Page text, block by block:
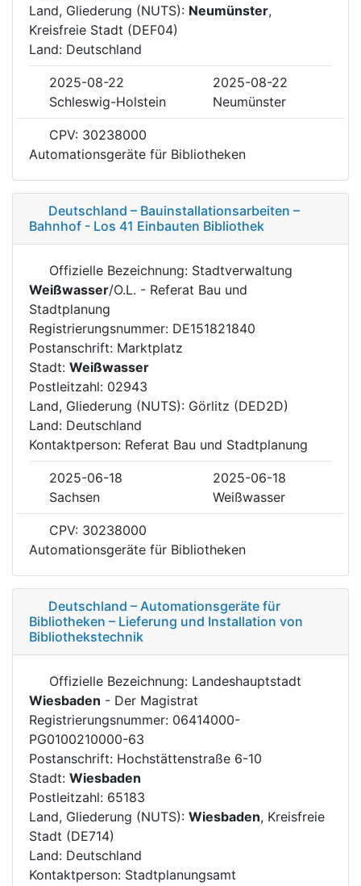
Land, Gliederung (NUTS): Neumünster,
Kreisfreie Stadt (DEF04)
Land: Deutschland
2025-08-22
2025-08-22
Schleswig-Holstein
Neumünster
CPV: 30238000
Automationsgeräte für Bibliotheken
Deutschland – Bauinstallationsarbeiten –
Bahnhof - Los 41 Einbauten Bibliothek
Offizielle Bezeichnung: Stadtverwaltung
Weißwasser/O.L. - Referat Bau und
Stadtplanung
Registrierungsnummer: DE151821840
Postanschrift: Marktplatz
Stadt: Weißwasser
Postleitzahl: 02943
Land, Gliederung (NUTS): Görlitz (DED2D)
Land: Deutschland
Kontaktperson: Referat Bau und Stadtplanung
2025-06-18
2025-06-18
Sachsen
Weißwasser
CPV: 30238000
Automationsgeräte für Bibliotheken
Deutschland – Automationsgeräte für
Bibliotheken – Lieferung und Installation von
Bibliothekstechnik
Offizielle Bezeichnung: Landeshauptstadt
Wiesbaden - Der Magistrat
Registrierungsnummer: 06414000-
PG0100210000-63
Postanschrift: Hochstättenstraße 6-10
Stadt: Wiesbaden
Postleitzahl: 65183
Land, Gliederung (NUTS): Wiesbaden, Kreisfreie
Stadt (DE714)
Land: Deutschland
Kontaktperson: Stadtplanungsamt